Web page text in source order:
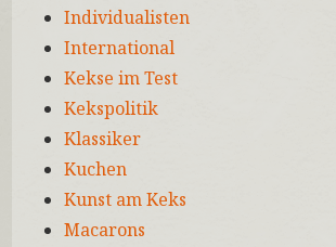
Individualisten
International
Kekse im Test
Kekspolitik
Klassiker
Kuchen
Kunst am Keks
Macarons